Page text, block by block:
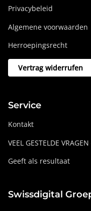
Privacybeleid
Algemene voorwaarden
Herroepingsrecht
Vertrag widerrufen
Service
Kontakt
VEEL GESTELDE
Geeft als resultaat
Swissdigital